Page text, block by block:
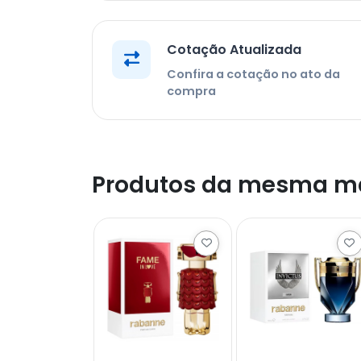
Cotação Atualizada
Confira a cotação no ato da
compra
Produtos da mesma